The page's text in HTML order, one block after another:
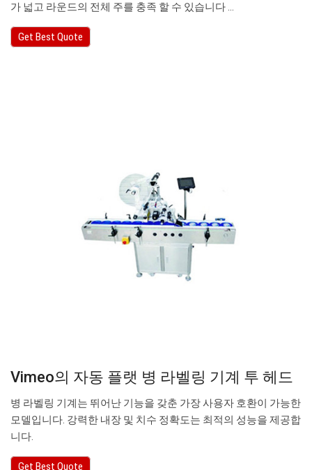
가 넓고 라운드의 전체 주를 충족 할 수 있습니다 ...
Get Best Quote
Vimeo의 자동 플랫 병 라벨링 기계 투 헤드
병 라벨링 기계는 뛰어난 기능을 갖춘 가장 사용자 호환이 가능한
모델입니다. 강력한 내장 및 치수 정확도는 최적의 성능을 제공합
니다.
Get Best Quote